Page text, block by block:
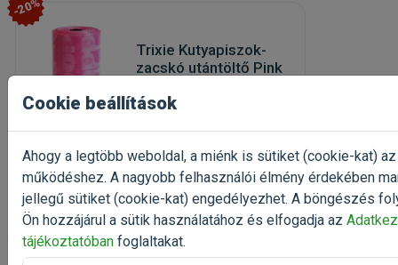
-20%
Trixie Kutyapiszok-
zacskó utántöltő Pink
kutyapiszok-zacskó
Kiszerelés: 1 db / Tekercs
Gyártó:Trixie
Egységár: 160 Ft / db
Raktáron, utolsó
darabok
160 Ft
Cookie beállítások
Ahogy a legtöbb weboldal, a miénk is sütiket (cookie-kat)
működéshez. A nagyobb felhasználói élmény érdekében
jellegű sütiket (cookie-kat) engedélyezhet. A böngészés
Ön hozzájárul a sütik használatához és elfogadja az
tájékoztatóban foglaltakat.